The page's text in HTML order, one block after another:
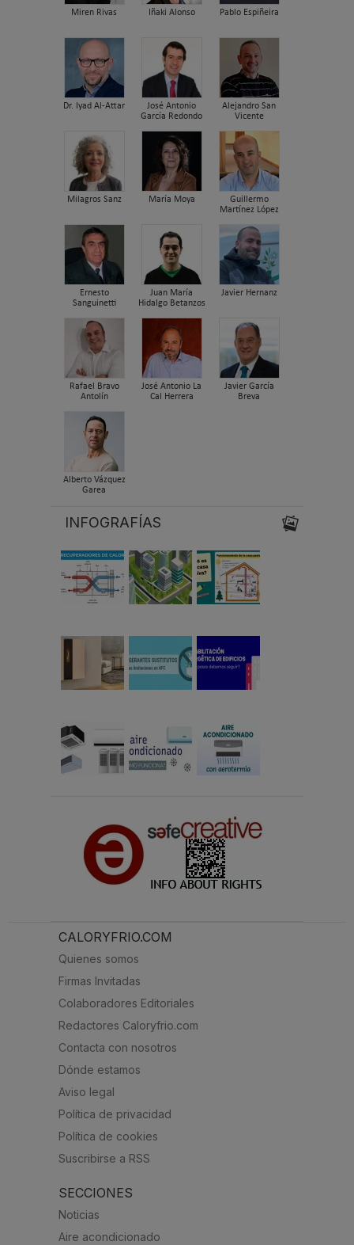
Miren Rivas Iñaki Alonso Pablo Espiñeira
Dr. Iyad Al-Attar
José Antonio
García Redondo
Alejandro San
Vicente
Milagros Sanz María Moya
Guillermo
Martínez López
Ernesto
Sanguinetti
Juan María
Hidalgo Betanzos
Javier Hernanz
Rafael Bravo
Antolín
José Antonio La
Cal Herrera
Javier García
Breva
Alberto Vázquez
Garea
INFOGRAFÍAS
CALORYFRIO.COM
Quienes somos
Firmas Invitadas
Colaboradores Editoriales
Redactores Caloryfrio.com
Contacta con nosotros
Dónde estamos
Aviso legal
Política de privacidad
Política de cookies
Suscribirse a RSS
SECCIONES
Noticias
Aire acondicionado